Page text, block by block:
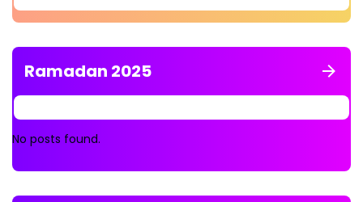
Ramadan 2025
No posts found.